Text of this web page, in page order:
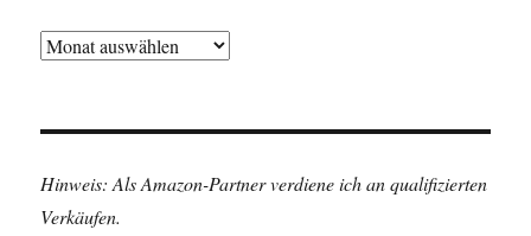
Archiv
Hinweis: Als Amazon-Partner verdiene ich an qualifizierten
Verkäufen.